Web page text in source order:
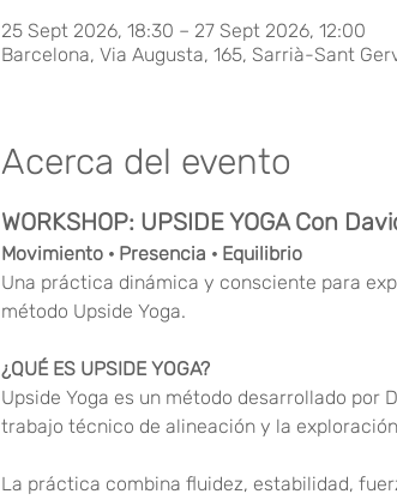
25 Sept 2026, 18:30 – 27 Sept 2026, 12:00
Barcelona, Via Augusta, 165, Sarrià-Sant
Acerca del evento
WORKSHOP: UPSIDE YOGA Con
Movimiento · Presencia · Equilibrio
Una práctica dinámica y consciente para
método Upside Yoga.
¿QUÉ ES UPSIDE YOGA?
Upside Yoga es un método desarrollado por
trabajo técnico de alineación y la
La práctica combina fluidez, estabilidad,